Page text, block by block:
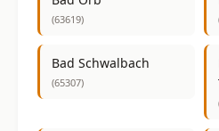
(63619)
Bad Schwalbach
(65307)